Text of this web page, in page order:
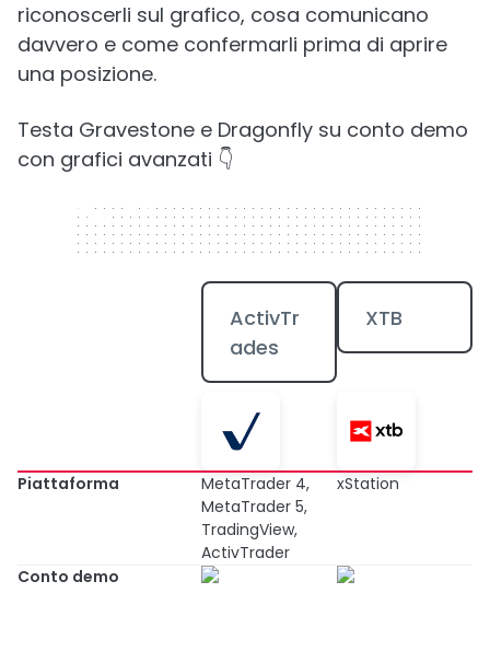
riconoscerli sul grafico, cosa comunicano
davvero e come confermarli prima di aprire
una posizione.
Testa Gravestone e Dragonfly su conto demo
con grafici avanzati 👇
320 x 50
ActivTr
ades
XTB
Piattaforma
MetaTrader 4,
MetaTrader 5,
TradingView,
ActivTrader
xStation
Conto demo